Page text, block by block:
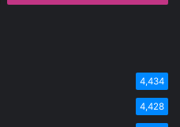
4,434
4,428